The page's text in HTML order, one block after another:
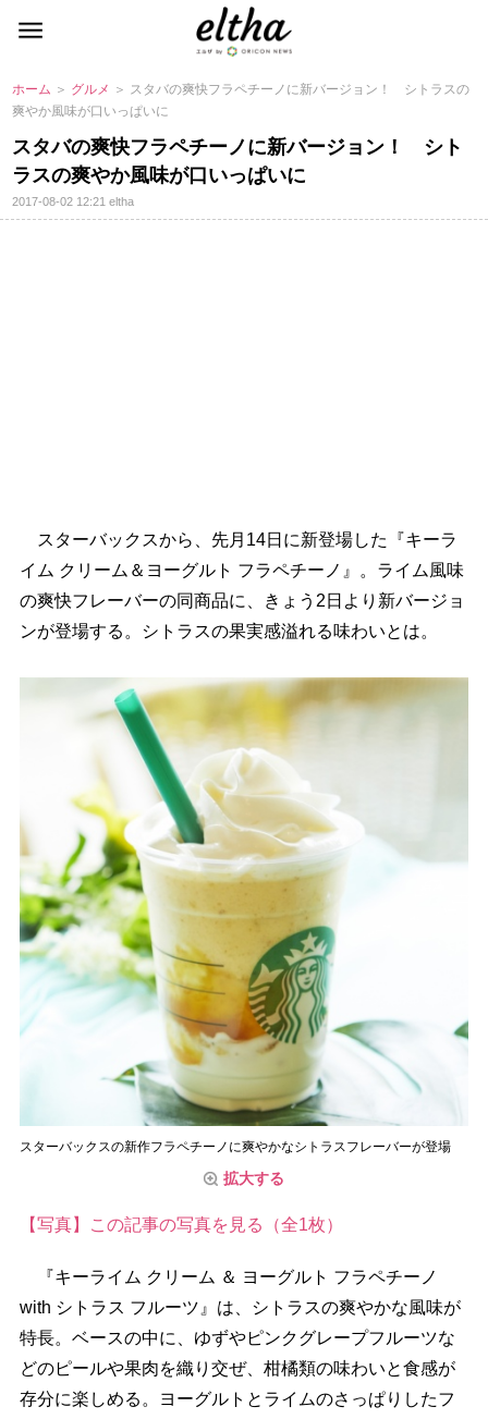
ホーム ＞ グルメ ＞ スタバの爽快フラペチーノに新バージョン！ シトラスの
爽やか風味が口いっぱいに
スタバの爽快フラペチーノに新バージョン！ シト
ラスの爽やか風味が口いっぱいに
2017-08-02 12:21eltha
スターバックスから、先月14日に新登場した『キーラ
イム クリーム＆ヨーグルト フラペチーノ』。ライム風味
の爽快フレーバーの同商品に、きょう2日より新バージョ
ンが登場する。シトラスの果実感溢れる味わいとは。
スターバックスの新作フラペチーノに爽やかなシトラスフレーバーが登場
拡大する
【写真】この記事の写真を見る（全1枚）
『キーライム クリーム ＆ ヨーグルト フラペチーノ
with シトラス フルーツ』は、シトラスの爽やかな風味が
特長。ベースの中に、ゆずやピンクグレープフルーツな
どのピールや果肉を織り交ぜ、柑橘類の味わいと食感が
存分に楽しめる。ヨーグルトとライムのさっぱりしたフ